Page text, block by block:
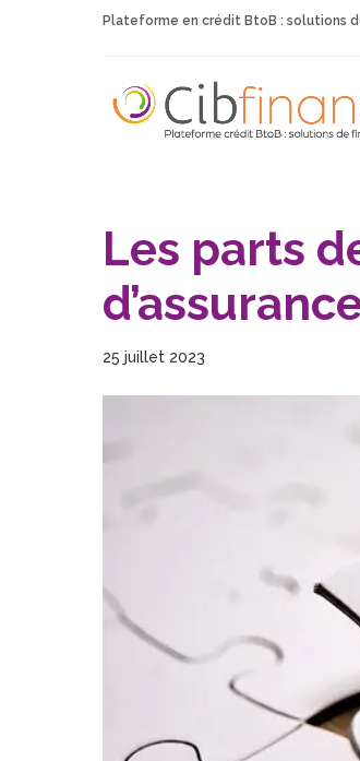
Plateforme en crédit BtoB : solutions
Les parts
25 juillet 2023